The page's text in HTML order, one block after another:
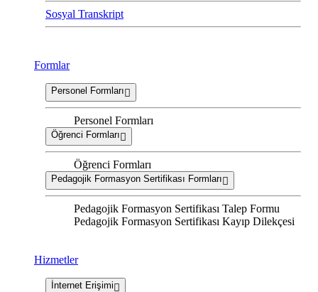
Sosyal Transkript
Formlar
Personel Formları
Personel Formları
Öğrenci Formları
Öğrenci Formları
Pedagojik Formasyon Sertifikası Formları
Pedagojik Formasyon Sertifikası Talep Formu
Pedagojik Formasyon Sertifikası Kayıp Dilekçesi
Hizmetler
İnternet Erişimi